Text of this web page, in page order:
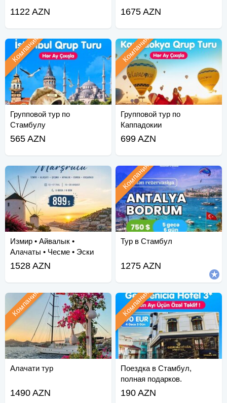
1122 AZN 1675 AZN
Групповой тур по
Стамбулу
Компания
565 AZN
Групповой тур по
Каппадокии
Компания
699 AZN
Измир • Айвалык •
Алачаты • Чесме • Эски
Фоча
1528 AZN
Тур в Стамбул
Компания
1275 AZN
Алачати тур
Компания
1490 AZN
Поездка в Стамбул,
полная подарков.
Компания
190 AZN